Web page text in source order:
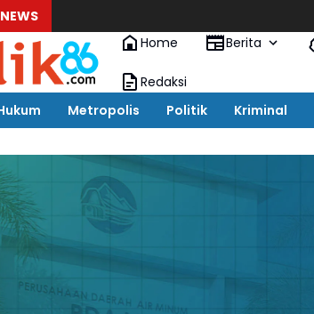
Home
Berita
Redaksi
Metropolis Politik Kriminal